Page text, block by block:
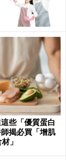
些「優質蛋白
揭必買「增肌
」